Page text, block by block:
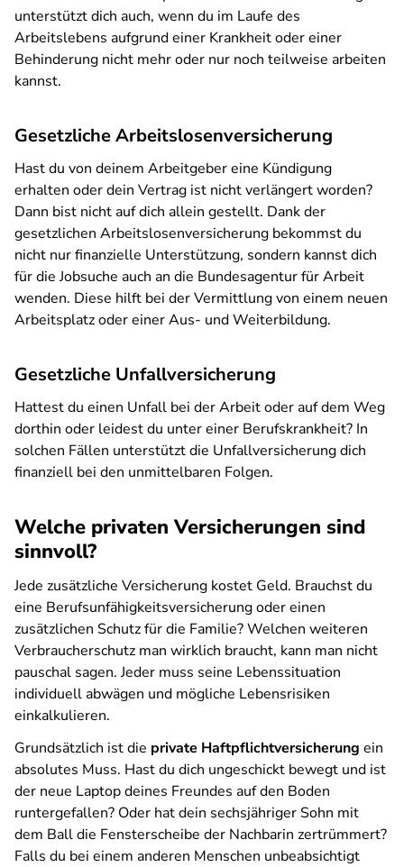
unterstützt dich auch, wenn du im Laufe des
Arbeitslebens aufgrund einer Krankheit oder einer
Behinderung nicht mehr oder nur noch teilweise arbeiten
kannst.
Gesetzliche Arbeitslosenversicherung
Hast du von deinem Arbeitgeber eine Kündigung
erhalten oder dein Vertrag ist nicht verlängert worden?
Dann bist nicht auf dich allein gestellt. Dank der
gesetzlichen Arbeitslosenversicherung bekommst du
nicht nur finanzielle Unterstützung, sondern kannst dich
für die Jobsuche auch an die Bundesagentur für Arbeit
wenden. Diese hilft bei der Vermittlung von einem neuen
Arbeitsplatz oder einer Aus- und Weiterbildung.
Gesetzliche Unfallversicherung
Hattest du einen Unfall bei der Arbeit oder auf dem Weg
dorthin oder leidest du unter einer Berufskrankheit? In
solchen Fällen unterstützt die Unfallversicherung dich
finanziell bei den unmittelbaren Folgen.
Welche privaten Versicherungen sind
sinnvoll?
Jede zusätzliche Versicherung kostet Geld. Brauchst du
eine Berufsunfähigkeitsversicherung oder einen
zusätzlichen Schutz für die Familie? Welchen weiteren
Verbraucherschutz man wirklich braucht, kann man nicht
pauschal sagen. Jeder muss seine Lebenssituation
individuell abwägen und mögliche Lebensrisiken
einkalkulieren.
Grundsätzlich ist die private Haftpflichtversicherung ein
absolutes Muss. Hast du dich ungeschickt bewegt und ist
der neue Laptop deines Freundes auf den Boden
runtergefallen? Oder hat dein sechsjähriger Sohn mit
dem Ball die Fensterscheibe der Nachbarin zertrümmert?
Falls du bei einem anderen Menschen unbeabsichtigt